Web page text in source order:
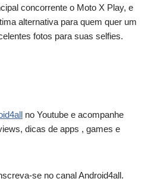
concorrente o Moto X Play, e
alternativa para quem quer um
fotos para suas selfies.
no Youtube e acompanhe
dicas de apps , games e
se no canal Android4all.